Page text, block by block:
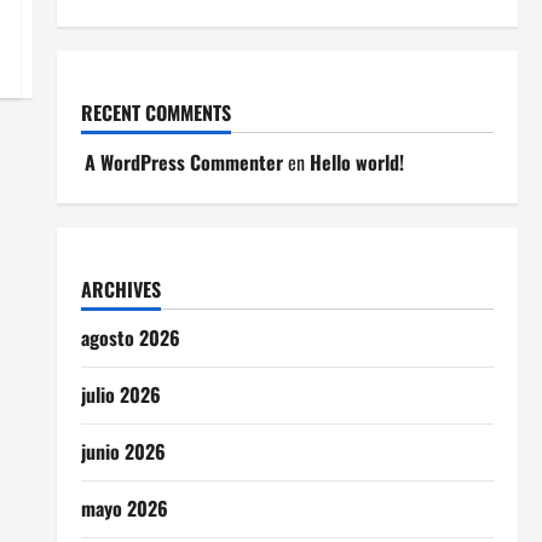
RECENT COMMENTS
A WordPress Commenteren Hello world!
ARCHIVES
agosto 2026
julio 2026
junio 2026
mayo 2026